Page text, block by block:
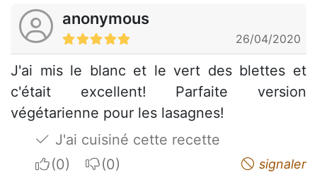
anonymous
26/04/2020
J'ai mis le blanc et le vert des blettes et
c'était excellent! Parfaite version
végétarienne pour les lasagnes!
J'ai cuisiné cette recette
I apreciateI do not appreciate signaler